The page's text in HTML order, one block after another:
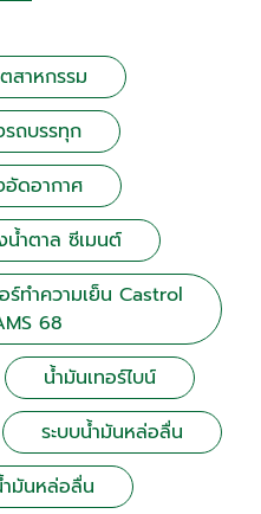
สาหกรรม
รถบรรทุก
อัดอากาศ
น้ำตาล ซีเมนต์
ร์ทำความเย็น Castrol
68
น้ำมันเทอร์ไบน์
ระบบน้ำมันหล่อลื่น
ำมันหล่อลื่น